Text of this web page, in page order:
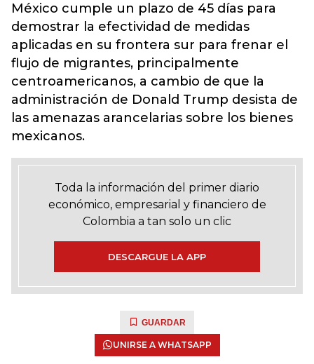
México cumple un plazo de 45 días para
demostrar la efectividad de medidas
aplicadas en su frontera sur para frenar el
flujo de migrantes, principalmente
centroamericanos, a cambio de que la
administración de Donald Trump desista de
las amenazas arancelarias sobre los bienes
mexicanos.
Toda la información del primer diario
económico, empresarial y financiero de
Colombia a tan solo un clic
DESCARGUE LA APP
GUARDAR
UNIRSE A WHATSAPP